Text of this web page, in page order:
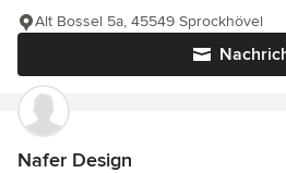
Alt Bossel 5a, 45549 Sprockhövel
Nafer Design